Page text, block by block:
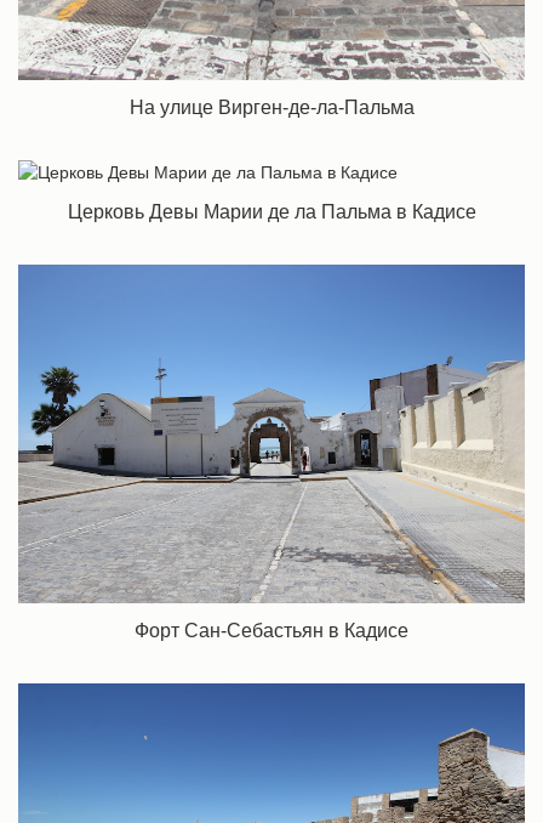
На улице Вирген-де-ла-Пальма
Церковь Девы Марии де ла Пальма в Кадисе
Форт Сан-Себастьян в Кадисе